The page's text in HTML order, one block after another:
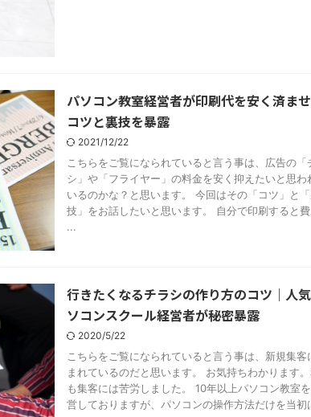
パソコン教室経営者が印刷代を安く済ま
コツと裏技を暴露
2021/12/22
こちらをご覧になられていると言う事は、広告の「
シ」や「フライヤー」の料金を安く抑えたいと思わ
いるのかな？と思います。 今回はその「コツ」と
技」をお話したいと思います。 自分で印刷すると
...
行きたくなるチラシの作り方のコツ｜人
ソコンスクール経営者が秘密暴露
2020/5/22
こちらをご覧になられていると言う事は、新規集客
まれているのだと思います。 お気持ちわかります
も集客には苦労しました。 10年以上パソコン教室
営しておりますが、パソコンの操作方法だけを当初